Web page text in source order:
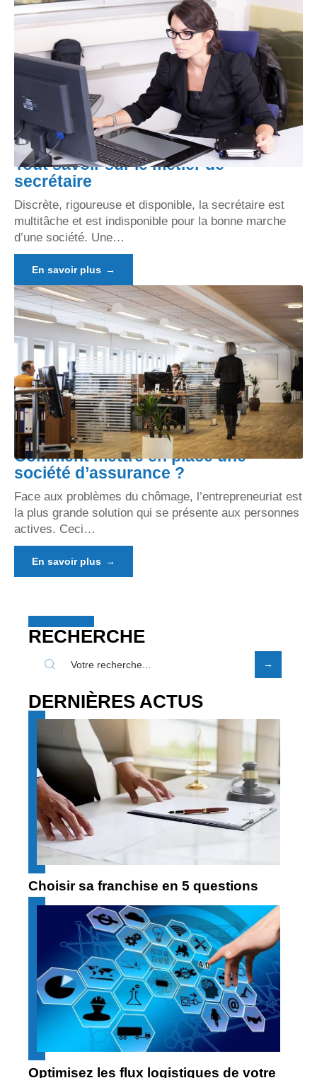
Tout savoir sur le métier de
secrétaire
Discrète, rigoureuse et disponible, la secrétaire est
multitâche et est indisponible pour la bonne marche
d’une société. Une…
En savoir plus
Comment mettre en place une
société d’assurance ?
Face aux problèmes du chômage, l’entrepreneuriat est
la plus grande solution qui se présente aux personnes
actives. Ceci…
En savoir plus
RECHERCHE
DERNIÈRES ACTUS
Choisir sa franchise en 5 questions
Optimisez les flux logistiques de votre